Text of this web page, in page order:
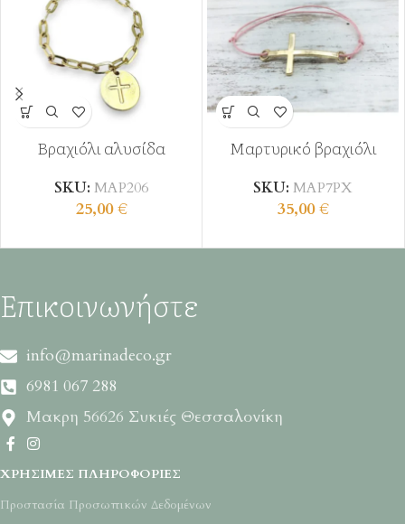
Βραχιόλι αλυσίδα
SKU: ΜΑΡ206
25,00€
Μαρτυρικό βραχιόλι
SKU: ΜΑΡ7ΡΧ
35,00€
Επικοινωνήστε
info@marinadeco.gr
6981 067 288
Μακρη 56626 Συκιές Θεσσαλονίκη
ΧΡΉΣΙΜΕΣ ΠΛΗΡΟΦΟΡΊΕΣ
Προστασία Προσωπικών Δεδομένων